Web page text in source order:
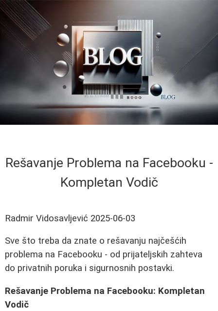
Rešavanje Problema na Facebooku -
Kompletan Vodič
Radmir Vidosavljević 2025-06-03
Sve što treba da znate o rešavanju najčešćih
problema na Facebooku - od prijateljskih zahteva
do privatnih poruka i sigurnosnih postavki.
Rešavanje Problema na Facebooku: Kompletan
Vodič